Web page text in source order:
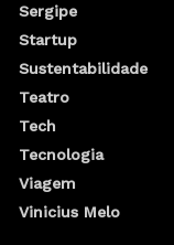
Sergipe
Startup
Sustentabilidade
Teatro
Tech
Tecnologia
Viagem
Vinicius Melo